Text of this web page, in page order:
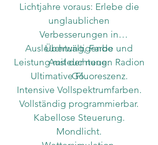
Lichtjahre voraus: Erlebe die
unglaublichen
Verbesserungen in
Ausleuchtung, Farbe und
Leistung mit der neuen Radion
G6.
Überwältigende
Ausleuchtung.
Ultimative Fluoreszenz.
Intensive Vollspektrumfarben.
Vollständig programmierbar.
Kabellose Steuerung.
Mondlicht.